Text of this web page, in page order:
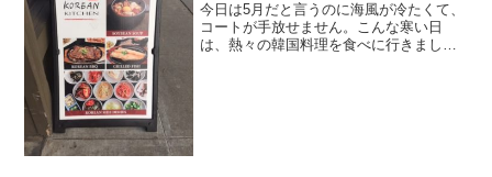
今日は5月だと言うのに海風が冷たくて、
コートが手放せません。こんな寒い日
は、熱々の韓国料理を食べに行きましょ